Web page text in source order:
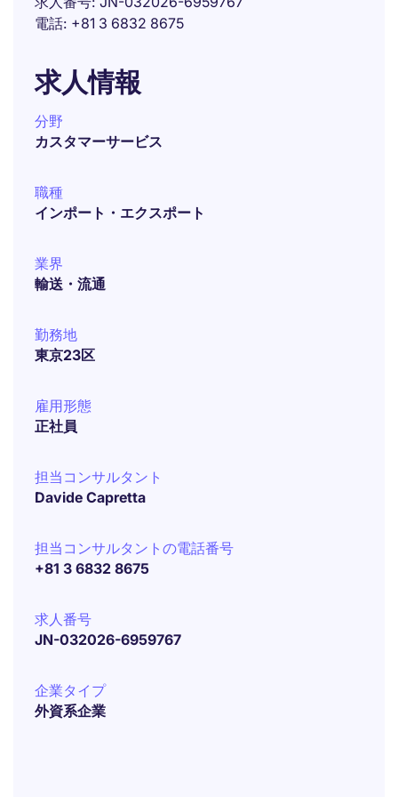
電話 +81 3 6832 8675
求人情報
分野
カスタマーサービス
職種
インポート・エクスポート
業界
輸送・流通
勤務地
東京23区
雇用形態
正社員
担当コンサルタント
Davide Capretta
担当コンサルタントの電話番号
+81 3 6832 8675
求人番号
JN-032026-6959767
企業タイプ
外資系企業